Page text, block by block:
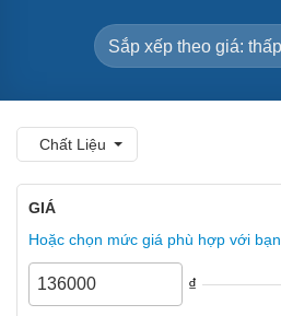
Chất Liệu
GIÁ
Hoặc chọn mức giá phù hợp với bạn
₫